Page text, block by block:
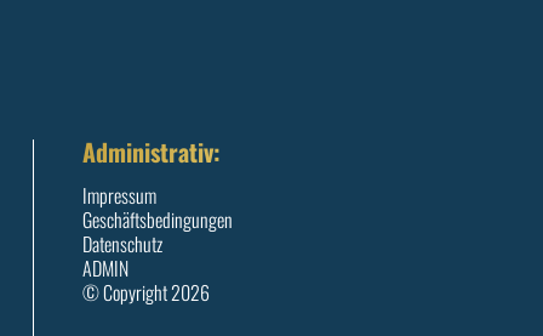
Administrativ:
Impressum
Geschäftsbedingungen
Datenschutz
ADMIN
© Copyright 2026